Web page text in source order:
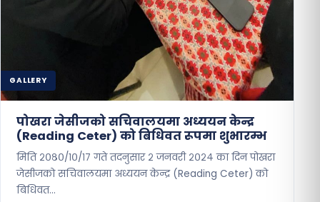
GALLERY
पोखरा जेसीजको सचिवालयमा अध्ययन केन्द्र
(Reading Ceter) को बिधिवत रूपमा शुभारम्भ
मिति २०८०/१०/१७ गते तदनुसार २ जनवरी २०२४ का दिन पोखरा
जेसीजको सचिवालयमा अध्ययन केन्द्र (Reading Ceter) को
बिधिवत…